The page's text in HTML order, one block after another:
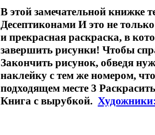
В этой замечательной книжке
Десептиконами И это не
и прекрасная раскраска, в
завершить рисунки! Чтобы
Закончить рисунок, обведя
наклейку с тем же номером,
подходящем месте 3
Книга с вырубкой.